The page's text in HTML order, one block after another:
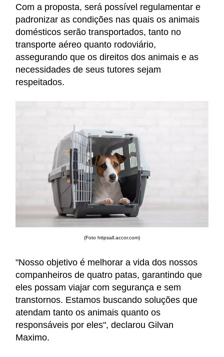
Com a proposta, será possível regulamentar e
padronizar as condições nas quais os animais
domésticos serão transportados, tanto no
transporte aéreo quanto rodoviário,
assegurando que os direitos dos animais e as
necessidades de seus tutores sejam
respeitados.
(Foto httpsall.accor.com)
"Nosso objetivo é melhorar a vida dos nossos
companheiros de quatro patas, garantindo que
eles possam viajar com segurança e sem
transtornos. Estamos buscando soluções que
atendam tanto os animais quanto os
responsáveis por eles", declarou Gilvan
Maximo.